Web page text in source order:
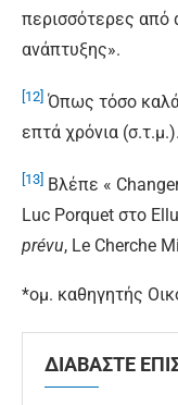
περισσότερες από
ανάπτυξης».
[12] Όπως τόσο
επτά χρόνια (σ.τ.μ.).
[13] Βλέπε «
Luc Porquet στο
prévu, Le Cherche
*ομ. καθηγητής
ΔΙΑΒΑΣΤΕ